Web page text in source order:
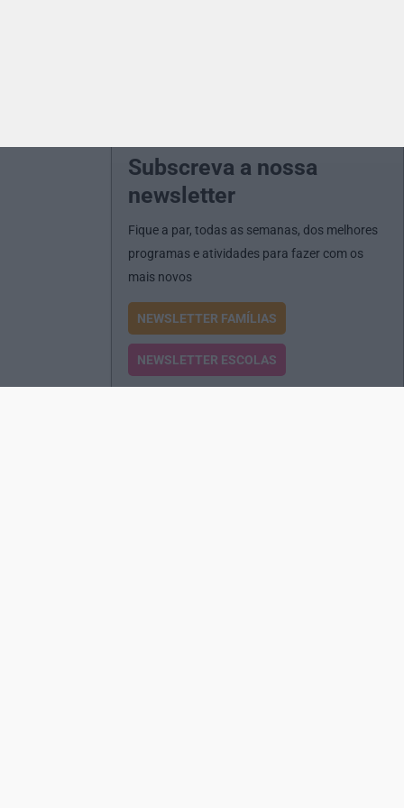
Subscreva a nossa
newsletter
Fique a par, todas as semanas, dos melhores
programas e atividades para fazer com os
mais novos
NEWSLETTER FAMÍLIAS
NEWSLETTER ESCOLAS